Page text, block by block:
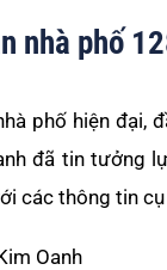
nhà phố
phố hiện đại,
đã tin tưởng
các thông tin
Oanh